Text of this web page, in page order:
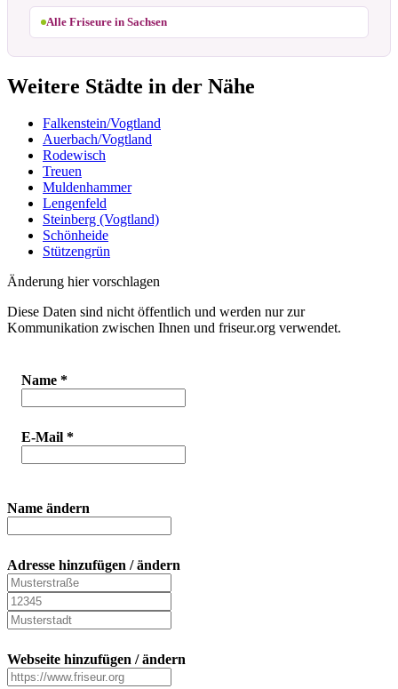
Alle Friseure in Sachsen
Weitere Städte in der Nähe
Falkenstein/Vogtland
Auerbach/Vogtland
Rodewisch
Treuen
Muldenhammer
Lengenfeld
Steinberg (Vogtland)
Schönheide
Stützengrün
Änderung hier vorschlagen
Diese Daten sind nicht öffentlich und werden nur zur
Kommunikation zwischen Ihnen und friseur.org verwendet.
Name *
E-Mail *
Name ändern
Adresse hinzufügen / ändern
Webseite hinzufügen / ändern